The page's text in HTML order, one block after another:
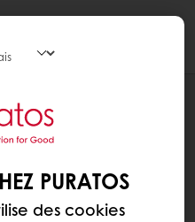
PURATOS
des cookies